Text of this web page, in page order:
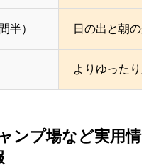
半） 日の出と朝の
よりゆったり
ンプ場など実用情